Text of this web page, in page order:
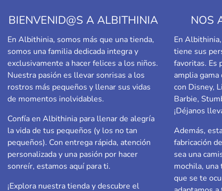
BIENVENID@S A ALBITHINIA
En Albithinia, somos más que una tienda,
somos una familia dedicada integra y
exclusivamente a hacer felices a los niños.
Nuestra pasión es llevar sonrisas a los
rostros más pequeños y llenar sus vidas
de momentos inolvidables.
Confía en Albithinia para llenar de alegría
la vida de tus pequeños (y los no tan
pequeños). Con entrega rápida, atención
personalizada y una pasión por hacer
sonreír, estamos aquí para ti.
¡Explora nuestra tienda y descubre el
NOS
En
tiene sus
favoritas. Es
amplia
con Disney,
Barbie,
¡Déjanos
Además,
fabricación
sea una
mochila,
que se te